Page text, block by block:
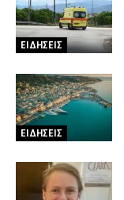
ΕΙΔΗΣΕΙΣ
ΕΙΔΗΣΕΙΣ